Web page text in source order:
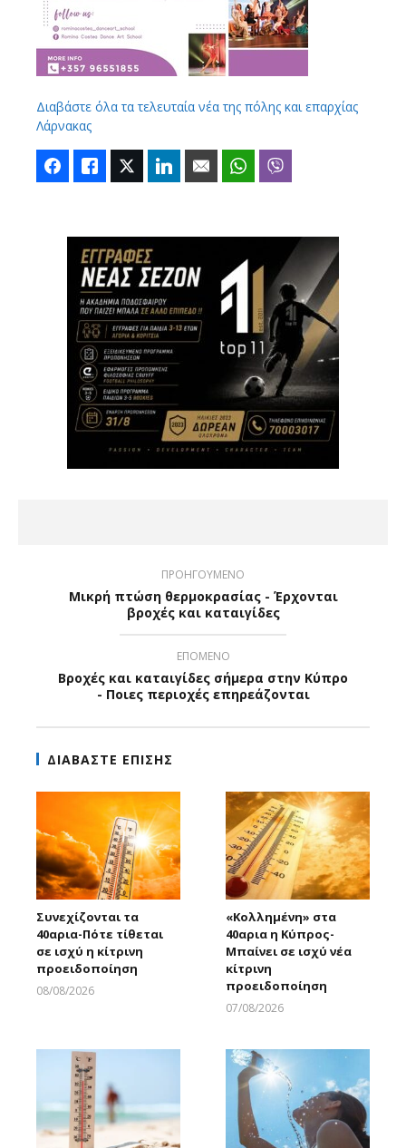
Διαβάστε όλα τα τελευταία νέα της πόλης και επαρχίας
Λάρνακας
FacebookLike Twitter LinkedIn Email WhatsApp
ΠΡΟΗΓΟΥΜΕΝΟ
Μικρή πτώση θερμοκρασίας - Έρχονται
βροχές και καταιγίδες
ΕΠΟΜΕΝΟ
Βροχές και καταιγίδες σήμερα στην Κύπρο
- Ποιες περιοχές επηρεάζονται
ΔΙΑΒΑΣΤΕ ΕΠΙΣΗΣ
Συνεχίζονται τα
40αρια-Πότε τίθεται
σε ισχύ η κίτρινη
προειδοποίηση
08/08/2026
«Κολλημένη» στα
40αρια η Κύπρος-
Μπαίνει σε ισχύ νέα
κίτρινη
προειδοποίηση
07/08/2026